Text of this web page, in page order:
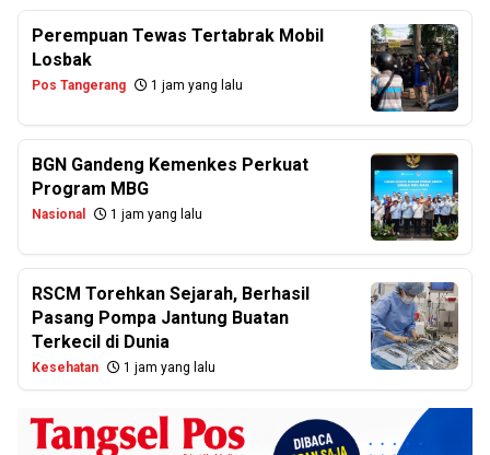
Perempuan Tewas Tertabrak Mobil
Losbak
Pos Tangerang 1 jam yang lalu
BGN Gandeng Kemenkes Perkuat
Program MBG
Nasional 1 jam yang lalu
RSCM Torehkan Sejarah, Berhasil
Pasang Pompa Jantung Buatan
Terkecil di Dunia
Kesehatan 1 jam yang lalu